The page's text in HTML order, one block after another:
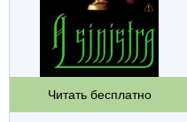
Читать бесплатно